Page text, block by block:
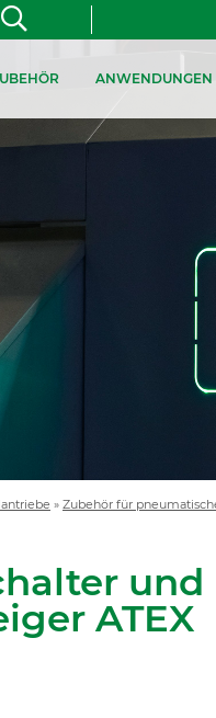
ANWENDUNGEN
» Zubehör für
und
ATEX